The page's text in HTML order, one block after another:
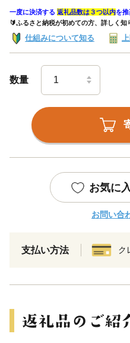
一度に決済する 返礼品数は３つ以内を推
🔰ふるさと納税が初めての方、詳しく知
仕組みについて知る
数量
お気に
お問い合
支払い方法 ク